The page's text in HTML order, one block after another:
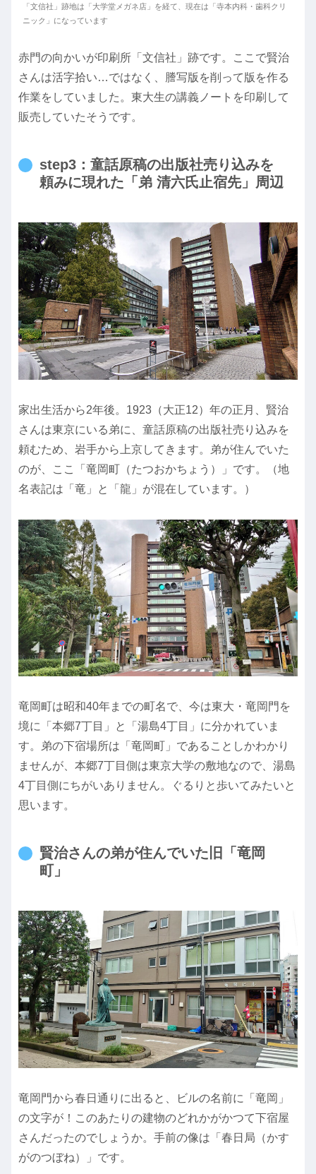
「文信社」跡地は「大学堂メガネ店」を経て、現在は「寺本内科・歯科クリ
ニック」になっています
赤門の向かいが印刷所「文信社」跡です。ここで賢治
さんは活字拾い…ではなく、謄写版を削って版を作る
作業をしていました。東大生の講義ノートを印刷して
販売していたそうです。
step3：童話原稿の出版社売り込みを
頼みに現れた「弟 清六氏止宿先」周辺
家出生活から2年後。1923（大正12）年の正月、賢治
さんは東京にいる弟に、童話原稿の出版社売り込みを
頼むため、岩手から上京してきます。弟が住んでいた
のが、ここ「竜岡町（たつおかちょう）」です。（地
名表記は「竜」と「龍」が混在しています。）
竜岡町は昭和40年までの町名で、今は東大・竜岡門を
境に「本郷7丁目」と「湯島4丁目」に分かれていま
す。弟の下宿場所は「竜岡町」であることしかわかり
ませんが、本郷7丁目側は東京大学の敷地なので、湯島
4丁目側にちがいありません。ぐるりと歩いてみたいと
思います。
賢治さんの弟が住んでいた旧「竜岡
町」
竜岡門から春日通りに出ると、ビルの名前に「竜岡」
の文字が！このあたりの建物のどれかがかつて下宿屋
さんだったのでしょうか。手前の像は「春日局（かす
がのつぼね）」です。